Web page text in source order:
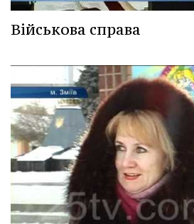
Військова справа